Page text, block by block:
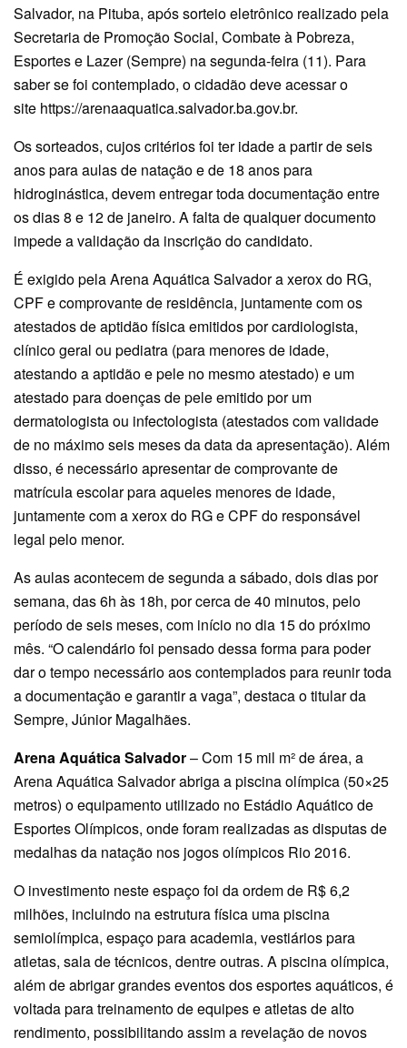
Salvador, na Pituba, após sorteio eletrônico realizado pela
Secretaria de Promoção Social, Combate à Pobreza,
Esportes e Lazer (Sempre) na segunda-feira (11). Para
saber se foi contemplado, o cidadão deve acessar o
site https://arenaaquatica.salvador.ba.gov.br.
Os sorteados, cujos critérios foi ter idade a partir de seis
anos para aulas de natação e de 18 anos para
hidroginástica, devem entregar toda documentação entre
os dias 8 e 12 de janeiro. A falta de qualquer documento
impede a validação da inscrição do candidato.
É exigido pela Arena Aquática Salvador a xerox do RG,
CPF e comprovante de residência, juntamente com os
atestados de aptidão física emitidos por cardiologista,
clínico geral ou pediatra (para menores de idade,
atestando a aptidão e pele no mesmo atestado) e um
atestado para doenças de pele emitido por um
dermatologista ou infectologista (atestados com validade
de no máximo seis meses da data da apresentação). Além
disso, é necessário apresentar de comprovante de
matrícula escolar para aqueles menores de idade,
juntamente com a xerox do RG e CPF do responsável
legal pelo menor.
As aulas acontecem de segunda a sábado, dois dias por
semana, das 6h às 18h, por cerca de 40 minutos, pelo
período de seis meses, com início no dia 15 do próximo
mês. “O calendário foi pensado dessa forma para poder
dar o tempo necessário aos contemplados para reunir toda
a documentação e garantir a vaga”, destaca o titular da
Sempre, Júnior Magalhães.
Arena Aquática Salvador– Com 15 mil m² de área, a
Arena Aquática Salvador abriga a piscina olímpica (50×25
metros) o equipamento utilizado no Estádio Aquático de
Esportes Olímpicos, onde foram realizadas as disputas de
medalhas da natação nos jogos olímpicos Rio 2016.
O investimento neste espaço foi da ordem de R$ 6,2
milhões, incluindo na estrutura física uma piscina
semiolímpica, espaço para academia, vestiários para
atletas, sala de técnicos, dentre outras. A piscina olímpica,
além de abrigar grandes eventos dos esportes aquáticos, é
voltada para treinamento de equipes e atletas de alto
rendimento, possibilitando assim a revelação de novos